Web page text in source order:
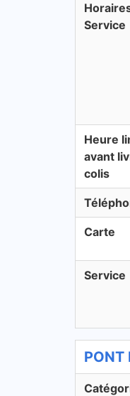
Service
Heure
avant
colis
Carte
Service
PONT